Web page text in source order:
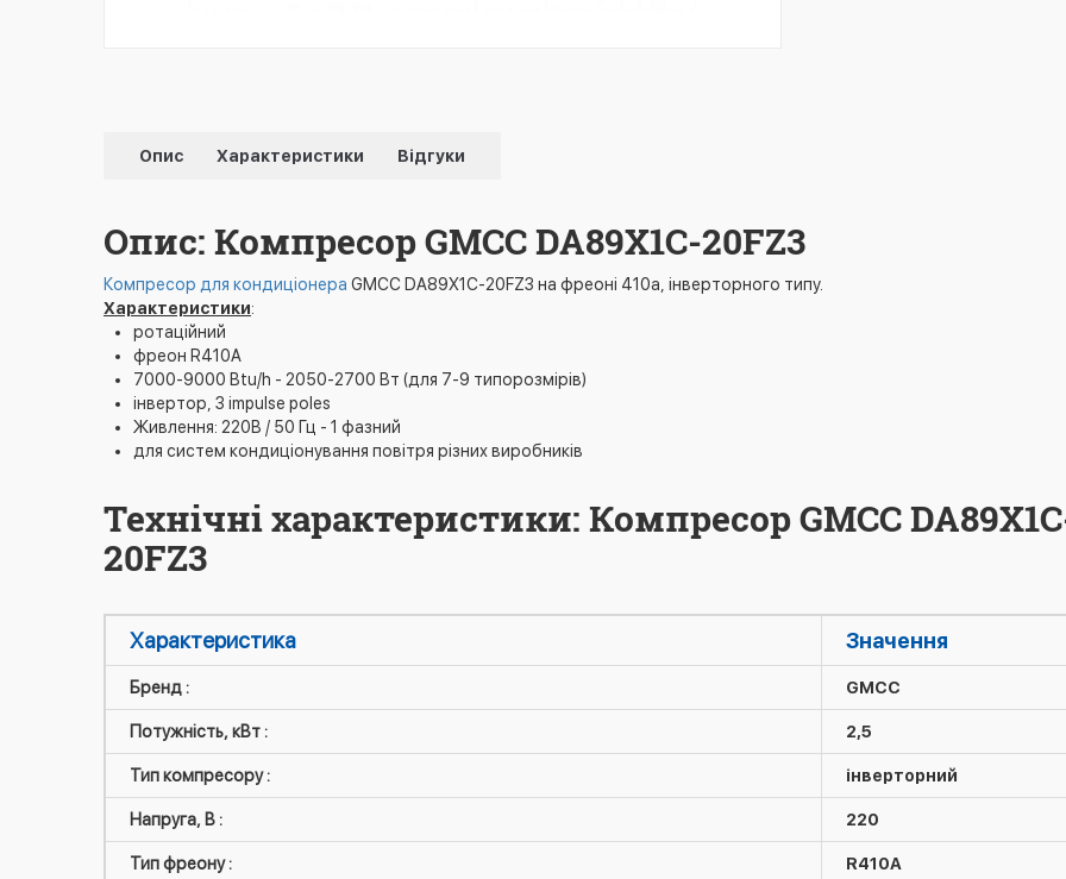
Опис Характеристики Відгуки
Опис: Компресор GMCC DA89X1C-20FZ3
Компресор для кондиціонера GMCC DA89X1C-20FZ3 на фреоні 410a, інверторного типу.
Характеристики:
ротаційний
фреон R410A
7000-9000 Btu/h - 2050-2700 Вт (для 7-9 типорозмірів)
інвертор, 3 impulse poles
Живлення: 220В / 50 Гц - 1 фазний
для систем кондиціонування повітря різних виробників
Технічні характеристики: Компресор GMCC
20FZ3
Характеристика Значення
Бренд : GMCC
Потужність, кВт : 2,5
Тип компресору : інверторний
Напруга, В : 220
Тип фреону : R410А